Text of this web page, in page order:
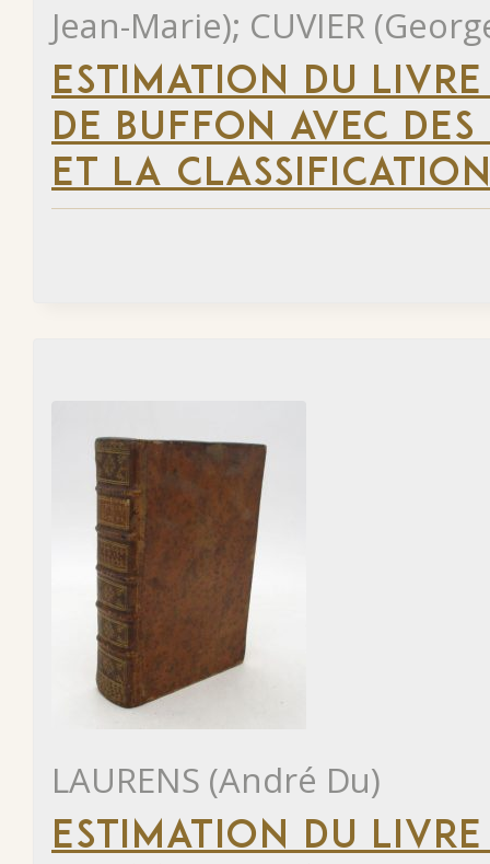
Jean-Marie); CUVIER
ESTIMATION DU
DE BUFFON AVEC
ET LA
LAURENS (André Du)
ESTIMATION DU